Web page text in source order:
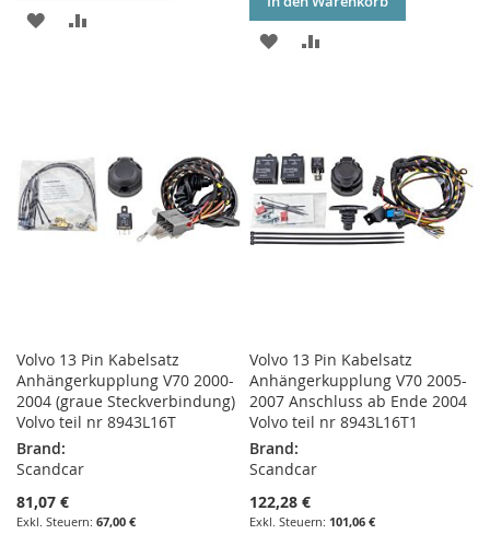
ZUR
ZUR
Volvo 13 Pin Kabelsatz
Anhängerkupplung V70 2000-
2004 (graue Steckverbindung)
Volvo teil nr 8943L16T
Brand:
Scandcar
81,07 €
67,00 €
Volvo 13 Pin Kabelsatz
Anhängerkupplung V70 2005-
2007 Anschluss ab Ende 2004
Volvo teil nr 8943L16T1
Brand:
Scandcar
122,28 €
101,06 €